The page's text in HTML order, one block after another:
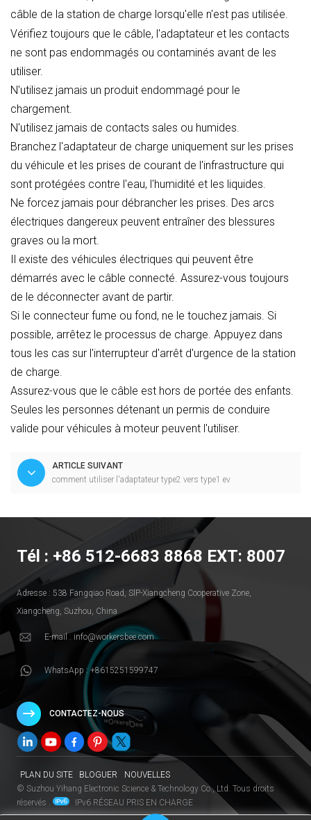
câble de la station de charge lorsqu'elle n'est pas utilisée.
Vérifiez toujours que le câble, l'adaptateur et les contacts
ne sont pas endommagés ou contaminés avant de les
utiliser.
N'utilisez jamais un produit endommagé pour le
chargement.
N'utilisez jamais de contacts sales ou humides.
Branchez l'adaptateur de charge uniquement sur les prises
du véhicule et les prises de courant de l'infrastructure qui
sont protégées contre l'eau, l'humidité et les liquides.
Ne forcez jamais pour débrancher les prises. Des arcs
électriques dangereux peuvent entraîner des blessures
graves ou la mort.
Il existe des véhicules électriques qui peuvent être
démarrés avec le câble connecté. Assurez-vous toujours
de le déconnecter avant de partir.
Si le connecteur fume ou fond, ne le touchez jamais. Si
possible, arrêtez le processus de charge. Appuyez dans
tous les cas sur l'interrupteur d'arrêt d'urgence de la station
de charge.
Assurez-vous que le câble est hors de portée des enfants.
Seules les personnes détenant un permis de conduire
valide pour véhicules à moteur peuvent l'utiliser.
ARTICLE SUIVANT
comment utiliser l'adaptateur type2 vers type1 ev
Tél : +86 512-6683 8868 EXT: 8007
Adresse : 538 Fangqiao Road, SlP-Xiangcheng Cooperative Zone,
Xiangcheng, Suzhou, China
E-mail : info@workersbee.com
WhatsApp : +8615251599747
CONTACTEZ-NOUS
PLAN DU SITE BLOGUER
NOUVELLES
© Suzhou Yihang Electronic Science & Technology Co., Ltd. Tous droits
réservés .
IPv6 RÉSEAU PRIS EN CHARGE